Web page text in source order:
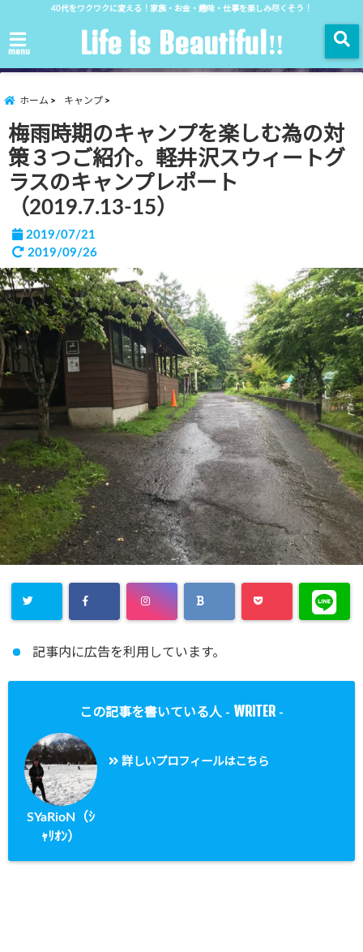
40代をワクワクに変える！家族・お金・趣味・仕事を楽しみ尽くそう！
menu Life is Beautiful‼︎
ホーム キャンプ
梅雨時期のキャンプを楽しむ為の対
策３つご紹介。軽井沢スウィートグ
ラスのキャンプレポート
（2019.7.13-15）
2019/07/21
2019/09/26
記事内に広告を利用しています。
この記事を書いている人 - WRITER -
SYaRioN（ｼ
ｬﾘｵﾝ）
詳しいプロフィールはこちら